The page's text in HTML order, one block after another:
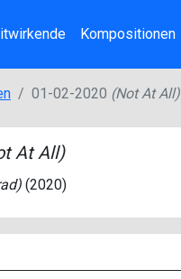
Kompositionen
01-02-2020 (Not At All)
At All)
) (2020)